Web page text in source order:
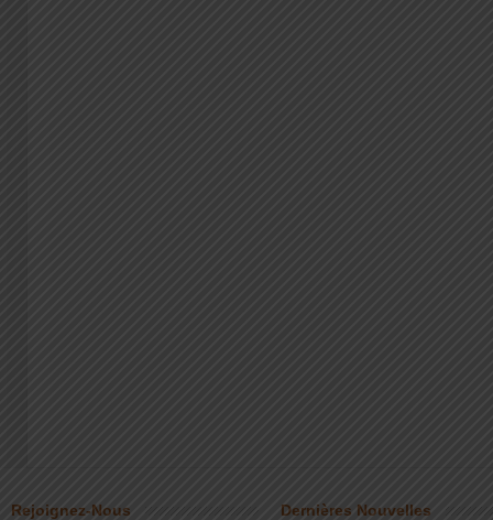
Rejoignez-Nous Dernières Nouvelles